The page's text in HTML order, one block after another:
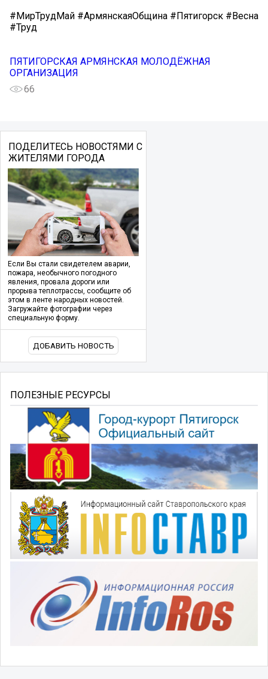
#МирТрудМай #АрмянскаяОбщина #Пятигорск #Весна
#Труд
ПЯТИГОРСКАЯ АРМЯНСКАЯ МОЛОДЁЖНАЯ
ОРГАНИЗАЦИЯ
66
ПОДЕЛИТЕСЬ НОВОСТЯМИ С
ЖИТЕЛЯМИ ГОРОДА
Если Вы стали свидетелем аварии,
пожара, необычного погодного
явления, провала дороги или
прорыва теплотрассы, сообщите об
этом в ленте народных новостей.
Загружайте фотографии через
специальную форму.
ДОБАВИТЬ НОВОСТЬ
ПОЛЕЗНЫЕ РЕСУРСЫ